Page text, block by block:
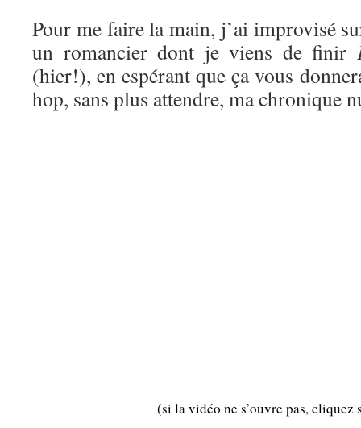
Pour me faire la main, j’ai improvisé
un romancier dont je viens de finir
(hier!), en espérant que ça vous
hop, sans plus attendre, ma chronique
(si la vidéo ne s’ouvre pas, cliquez